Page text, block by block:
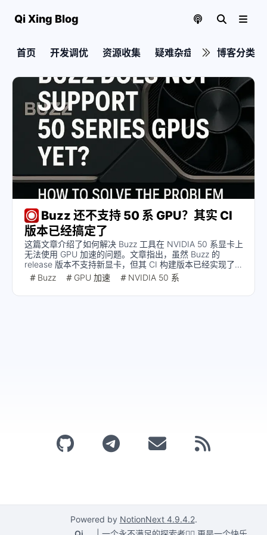
Qi Xing Blog
首页 开发调优 资源收集 疑难杂症 实用教程
博客分类
Buzz 还不支持 50 系 GPU？其实 CI
版本已经搞定了
这篇文章介绍了如何解决 Buzz 工具在 NVIDIA 50 系显卡上
无法使用 GPU 加速的问题。文章指出，虽然 Buzz 的
release 版本不支持新显卡，但其 CI 构建版本已经实现了支
持，并提供了操作步骤和注意事项。
Buzz GPU 加速 NVIDIA 50 系
Powered by NotionNext 4.9.4.2.